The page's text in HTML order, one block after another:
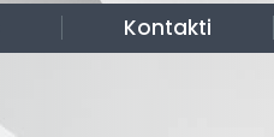
Kontakti